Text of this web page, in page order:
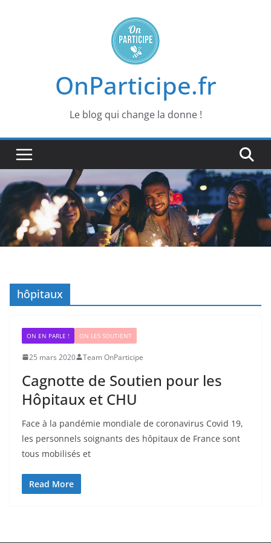
OnParticipe.fr
Le blog qui change la donne !
hôpitaux
ON EN PARLE ! ON LES SOUTIENT
25 mars 2020 Team OnParticipe
Cagnotte de Soutien pour les
Hôpitaux et CHU
Face à la pandémie mondiale de coronavirus Covid 19,
les personnels soignants des hôpitaux de France sont
tous mobilisés et
Read More